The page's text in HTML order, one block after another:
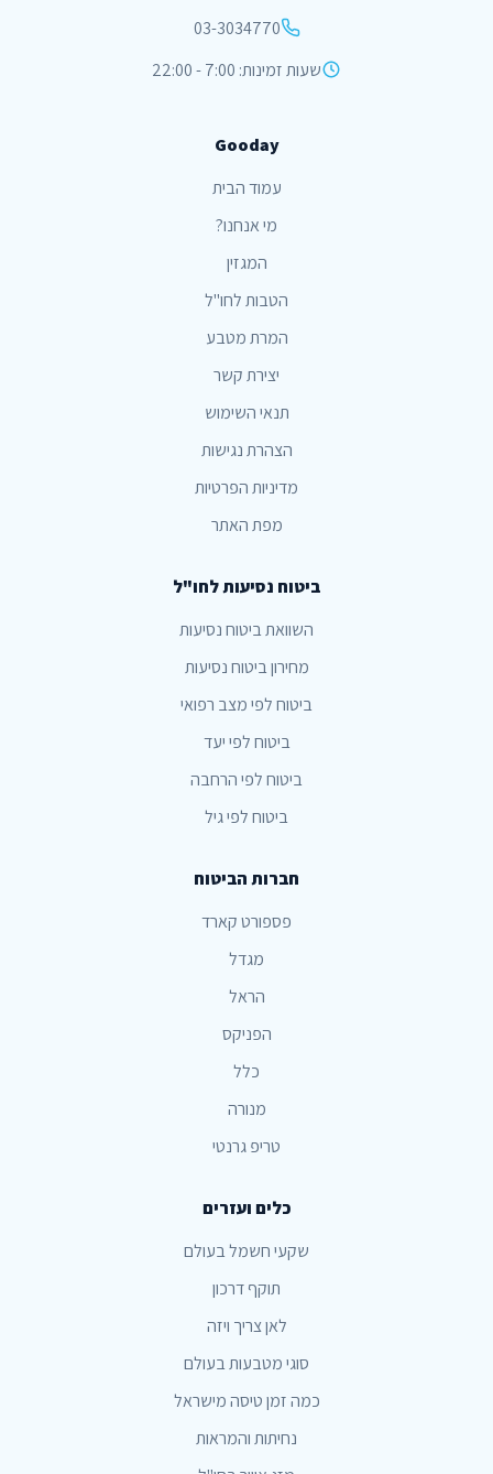
03-3034770
שעות זמינות: 7:00 - 22:00
Gooday
עמוד הבית
מי אנחנו?
המגזין
הטבות לחו"ל
המרת מטבע
יצירת קשר
תנאי השימוש
הצהרת נגישות
מדיניות הפרטיות
מפת האתר
ביטוח נסיעות לחו"ל
השוואת ביטוח נסיעות
מחירון ביטוח נסיעות
ביטוח לפי מצב רפואי
ביטוח לפי יעד
ביטוח לפי הרחבה
ביטוח לפי גיל
חברות הביטוח
פספורט קארד
מגדל
הראל
הפניקס
כלל
מנורה
טריפ גרנטי
כלים ועזרים
שקעי חשמל בעולם
תוקף דרכון
לאן צריך ויזה
סוגי מטבעות בעולם
כמה זמן טיסה מישראל
נחיתות והמראות